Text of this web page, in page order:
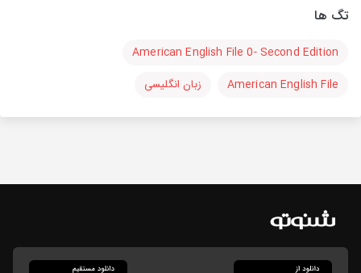
تگ ها
American English File 0- Second Edition
American English File
زبان انگلیسی